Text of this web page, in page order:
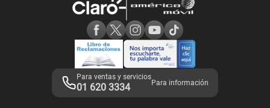
Adquirientes iPhone 6, 6S y SE
Mensaje de Seguridad
Términos y Condiciones de Tienda Claro
Libro de Reclamaciones
Legales de marketplace
Para ventas y servicios
01 620 3334 Para información